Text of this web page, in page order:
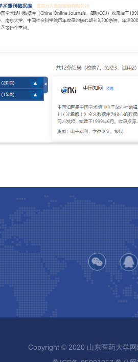
Copyright © 2020 山东医药大学